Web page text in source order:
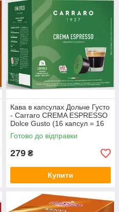
Кава в капсулах Дольче Густо
- Carraro CREMA ESPRESSO
Dolce Gusto (16 капсул = 16
порцій)
Готово до відправки
279 ₴
Купити